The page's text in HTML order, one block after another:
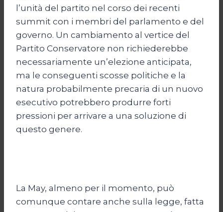
l’unità del partito nel corso dei recenti
summit con i membri del parlamento e del
governo. Un cambiamento al vertice del
Partito Conservatore non richiederebbe
necessariamente un’elezione anticipata,
ma le conseguenti scosse politiche e la
natura probabilmente precaria di un nuovo
esecutivo potrebbero produrre forti
pressioni per arrivare a una soluzione di
questo genere.
La May, almeno per il momento, può
comunque contare anche sulla legge, fatta